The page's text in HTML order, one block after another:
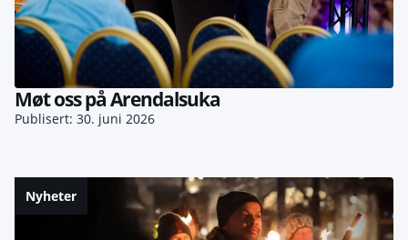
Møt oss på Arendalsuka
Publisert: 30. juni 2026
Nyheter